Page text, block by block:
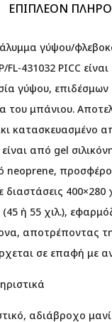
ΕΠΙΠΛΈΟΝ
γύψου/
FL-431032 PICC
γύψου,
του μπάνιου.
κατασκευασμένο
από gel
neoprene,
400×280
ή 55 χιλ.),
αποτρέποντας
σε επαφή με
αδιάβροχο